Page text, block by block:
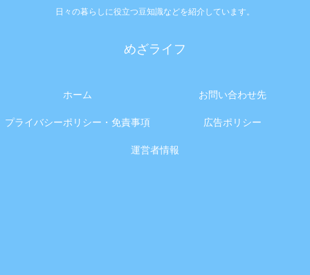
日々の暮らしに役立つ豆知識などを紹介しています。
めざライフ
ホーム お問い合わせ先
プライバシーポリシー・免責事項 広告ポリシー
運営者情報